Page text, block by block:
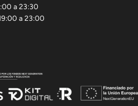
a 23:30
a 23:00